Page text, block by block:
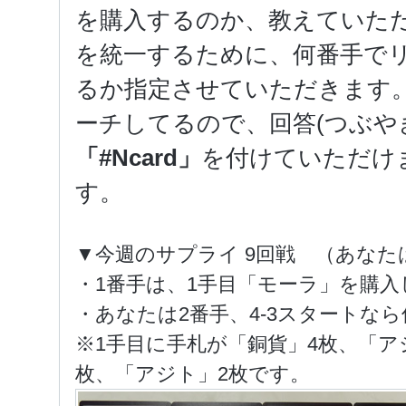
を購入するのか、教えていた
を統一するために、何番手で
るか指定させていただきます
ーチしてるので、回答(つぶ
「#Ncard」
を付けていただ
す。
▼今週のサプライ 9回戦 （あなた
・1番手は、1手目「モーラ」を購
・あなたは2番手、4-3スタートな
※1手目に手札が「銅貨」4枚、「
枚、「アジト」2枚です。